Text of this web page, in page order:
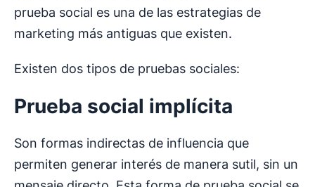
prueba social es una de las estrategias de
marketing más antiguas que existen.
Existen dos tipos de pruebas sociales:
Prueba social implícita
Son formas indirectas de influencia que
permiten generar interés de manera sutil, sin un